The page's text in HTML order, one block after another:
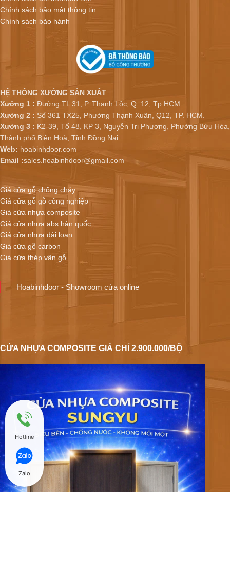
Chính sách bảo mật thông tin
Chính sách bảo hành
HỆ THỐNG XƯỞNG SẢN XUẤT
Xưởng 1 : Đường TL 31, P. Thạnh Lộc, Q. 12, Tp.HCM
Xưởng 2 : Số 361 TX25, Phường Thạnh Xuân, Q12, TP. HCM.
Xưởng 3 : K2-39, Tổ 48, KP 3, Nguyễn Tri Phương, Phường Bửu Hòa,
Thành phố Biên Hoà, Tỉnh Đồng Nai
Web: hoabinhdoor.com
Email :sales.hoabinhdoor@gmail.com
Giá cửa gỗ chống cháy
Giá cửa gỗ gỗ công nghiệp
Giá cửa nhựa composite
Giá cửa nhựa abs hàn quốc
Giá cửa nhựa đài loan
Giá cửa gỗ carbon
Giá cửa thép vân gỗ
Hoabinhdoor - Showroom cửa online
CỬA NHỰA COMPOSITE GIÁ CHỈ 2.900.000/BỘ
Hotline
Zalo